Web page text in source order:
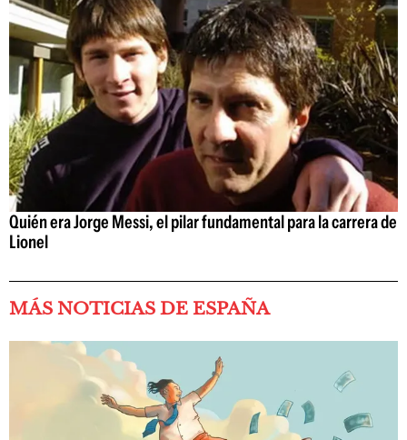
Quién era Jorge Messi, el pilar fundamental para la carrera de
Lionel
MÁS NOTICIAS DE ESPAÑA